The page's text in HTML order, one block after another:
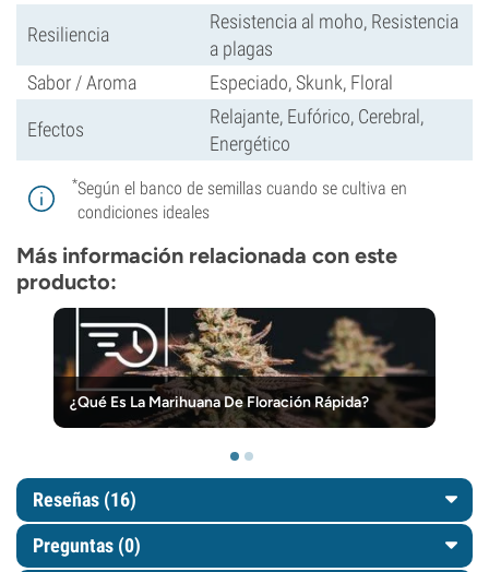
Resiliencia
Resistencia al moho, Resistencia
a plagas
Sabor / Aroma
Especiado, Skunk, Floral
Efectos
Relajante, Eufórico, Cerebral,
Energético
*Según el banco de semillas cuando se cultiva en
condiciones ideales
Más información relacionada con este
producto:
¿Qué Es La Marihuana De Floración Rápida?
Reseñas (16)
Preguntas (0)